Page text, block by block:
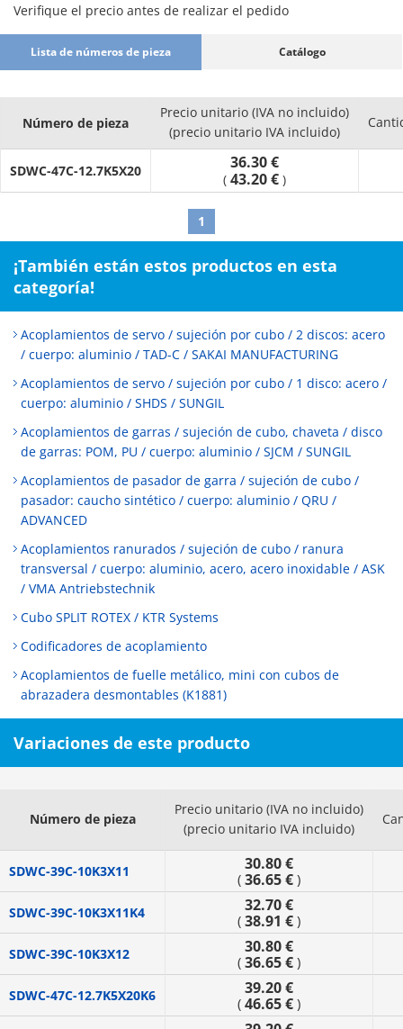
Verifique el precio antes de realizar el pedido
Lista de números de pieza Catálogo
Número de pieza
Precio unitario (IVA no incluido)
(precio unitario IVA incluido)
SDWC-47C-12.7K5X20 36.30 €
( 43.20 € )
1
¡También están estos productos en esta
categoría!
Acoplamientos de servo / sujeción por cubo / 2 discos: acero
/ cuerpo: aluminio / TAD-C / SAKAI MANUFACTURING
Acoplamientos de servo / sujeción por cubo / 1 disco: acero /
cuerpo: aluminio / SHDS / SUNGIL
Acoplamientos de garras / sujeción de cubo, chaveta / disco
de garras: POM, PU / cuerpo: aluminio / SJCM / SUNGIL
Acoplamientos de pasador de garra / sujeción de cubo /
pasador: caucho sintético / cuerpo: aluminio / QRU /
ADVANCED
Acoplamientos ranurados / sujeción de cubo / ranura
transversal / cuerpo: aluminio, acero, acero inoxidable / ASK
/ VMA Antriebstechnik
Cubo SPLIT ROTEX / KTR Systems
Codificadores de acoplamiento
Acoplamientos de fuelle metálico, mini con cubos de
abrazadera desmontables (K1881)
Variaciones de este producto
Número de pieza
Precio unitario (IVA no incluido)
(precio unitario IVA incluido)
SDWC-39C-10K3X11 30.80 €
( 36.65 € )
SDWC-39C-10K3X11K4 32.70 €
( 38.91 € )
SDWC-39C-10K3X12 30.80 €
( 36.65 € )
SDWC-47C-12.7K5X20K6 39.20 €
( 46.65 € )